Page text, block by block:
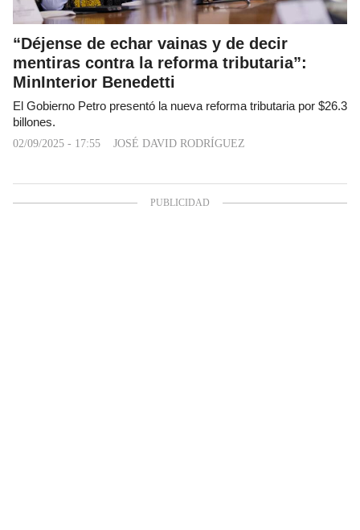
“Déjense de echar vainas y de decir
mentiras contra la reforma tributaria”:
MinInterior Benedetti
El Gobierno Petro presentó la nueva reforma tributaria por $26.3
billones.
02/09/2025 - 17:55 JOSÉ DAVID RODRÍGUEZ